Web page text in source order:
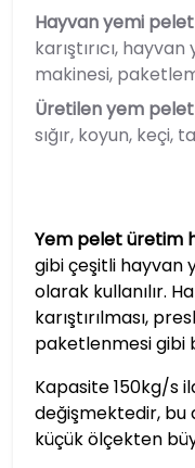
Hayvan yemi
karıştırıcı,
makinesi,
Üretilen yem
sığır, koyun, keçi,
Yem pelet üretim
gibi çeşitli hayvan
olarak kullanılır.
karıştırılması,
paketlenmesi gibi
Kapasite 150kg/s
değişmektedir,
küçük ölçekten